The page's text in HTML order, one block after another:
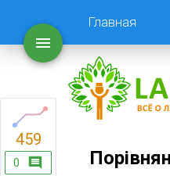
Главная
0
459